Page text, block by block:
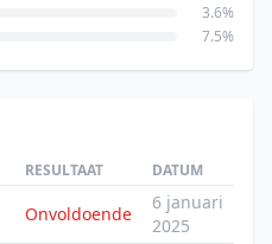
3.6%
7.5%
RESULTAAT DATUM
Onvoldoende
6 januari
2025